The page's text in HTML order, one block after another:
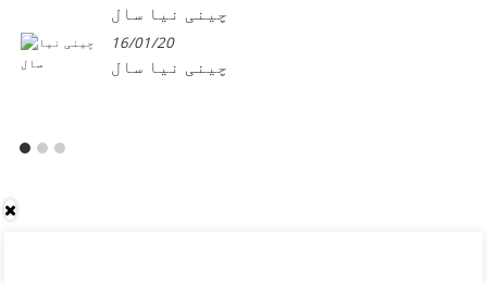
چینی نیا سال
16/01/20
چینی نیا سال